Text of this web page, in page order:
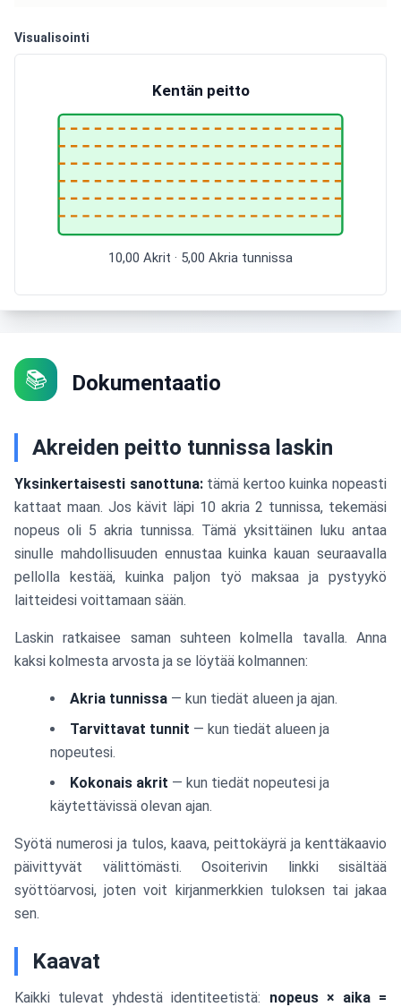
Visualisointi
Kentän peitto
10,00 Akrit · 5,00 Akria tunnissa
📚 Dokumentaatio
Akreiden peitto tunnissa laskin
Yksinkertaisesti sanottuna:tämä kertoo kuinka nopeasti
kattaat maan. Jos kävit läpi 10 akria 2 tunnissa, tekemäsi
nopeus oli 5 akria tunnissa. Tämä yksittäinen luku antaa
sinulle mahdollisuuden ennustaa kuinka kauan seuraavalla
pellolla kestää, kuinka paljon työ maksaa ja pystyykö
laitteidesi voittamaan sään.
Laskin ratkaisee saman suhteen kolmella tavalla. Anna
kaksi kolmesta arvosta ja se löytää kolmannen:
Akria tunnissa — kun tiedät alueen ja ajan.
Tarvittavat tunnit — kun tiedät alueen ja
nopeutesi.
Kokonais akrit — kun tiedät nopeutesi ja
käytettävissä olevan ajan.
Syötä numerosi ja tulos, kaava, peittokäyrä ja kenttäkaavio
päivittyvät välittömästi. Osoiterivin linkki sisältää
syöttöarvosi, joten voit kirjanmerkkien tuloksen tai jakaa
sen.
Kaavat
Kaikki tulevat yhdestä identiteetistä: nopeus × aika =